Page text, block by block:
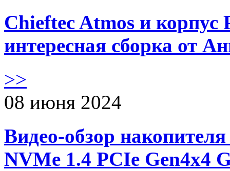
Chieftec Atmos и корпус
интересная сборка от
>>
08 июня 2024
Видео-обзор
NVMe 1.4 PCIe Gen4х4